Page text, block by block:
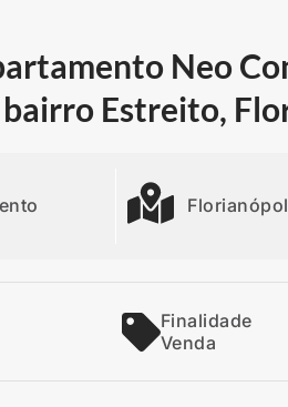
Neo
Estreito,
Finalidade
Venda